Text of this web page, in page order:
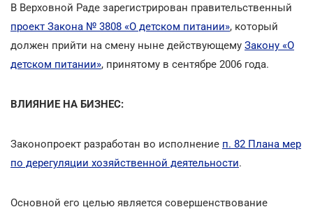
В Верховной Раде зарегистрирован правительственный
проект Закона № 3808 «О детском питании», который
должен прийти на смену ныне действующему Закону «О
детском питании», принятому в сентябре 2006 года.
ВЛИЯНИЕ НА БИЗНЕС:
Законопроект разработан во исполнение п. 82 Плана мер
по дерегуляции хозяйственной деятельности.
Основной его целью является совершенствование